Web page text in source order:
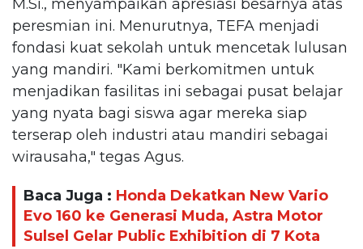
M.Si., menyampaikan apresiasi besarnya atas
peresmian ini. Menurutnya, TEFA menjadi
fondasi kuat sekolah untuk mencetak lulusan
yang mandiri. "Kami berkomitmen untuk
menjadikan fasilitas ini sebagai pusat belajar
yang nyata bagi siswa agar mereka siap
terserap oleh industri atau mandiri sebagai
wirausaha," tegas Agus.
Baca Juga : Honda Dekatkan New Vario
Evo 160 ke Generasi Muda, Astra Motor
Sulsel Gelar Public Exhibition di 7 Kota